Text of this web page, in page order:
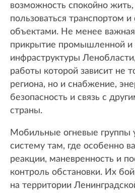
возможность спокойно жить,
пользоваться транспортом
объектами. Не менее
прикрытие промышленной и
инфраструктуры
работы которой зависит не
региона, но и снабжение,
безопасность и связь с
страны.
Мобильные огневые группы
систему там, где особенно
реакции, маневренность и
контроль обстановки. Их
на территории